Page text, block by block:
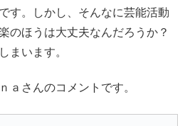
す。しかし、そんなに芸能活動
のほうは大丈夫なんだろうか？
まいます。
ａさんのコメントです。